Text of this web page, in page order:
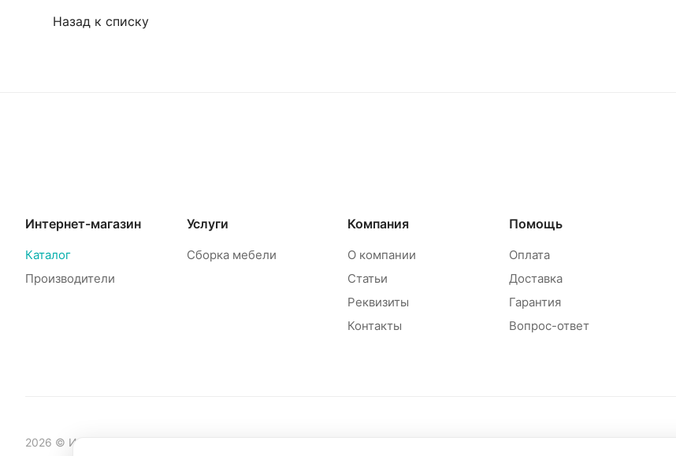
Назад к списку
Интернет-магазин
Каталог
Производители
Услуги
Сборка мебели
Компания
О компании
Статьи
Реквизиты
Контакты
Помощь
Оплата
Доставка
Гарантия
Вопрос-ответ
2026 © Интернет-магазин мебели Mebelinet